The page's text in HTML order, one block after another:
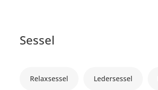
Sessel
Relaxsessel Ledersessel